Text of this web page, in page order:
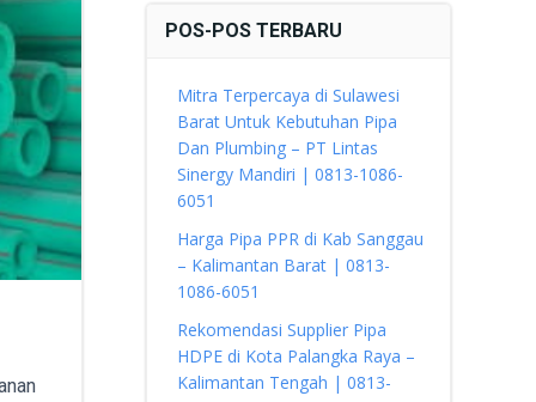
POS-POS TERBARU
Mitra Terpercaya di Sulawesi
Barat Untuk Kebutuhan Pipa
Dan Plumbing – PT Lintas
Sinergy Mandiri | 0813-1086-
6051
Harga Pipa PPR di Kab Sanggau
– Kalimantan Barat | 0813-
1086-6051
Rekomendasi Supplier Pipa
HDPE di Kota Palangka Raya –
Kalimantan Tengah | 0813-